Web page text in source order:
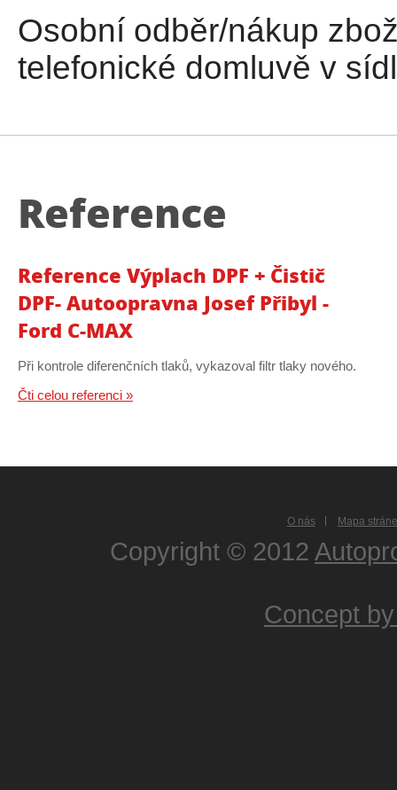
Osobní odběr/nákup
telefonické domluvě v
Reference
Reference Výplach DPF + Čistič
DPF- Autoopravna Josef Přibyl -
Ford C-MAX
Při kontrole diferenčních tlaků, vykazoval filtr tlaky nového.
Čti celou referenci »
O nás Mapa
Copyright © 2012
Concept